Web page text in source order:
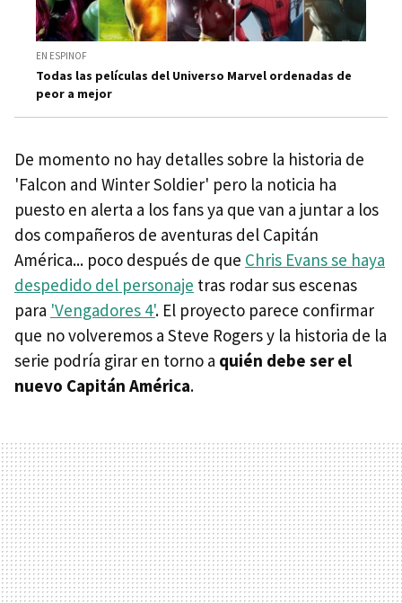
EN ESPINOF
Todas las películas del Universo Marvel ordenadas de
peor a mejor
De momento no hay detalles sobre la historia de
'Falcon and Winter Soldier' pero la noticia ha
puesto en alerta a los fans ya que van a juntar a los
dos compañeros de aventuras del Capitán
América... poco después de que Chris Evans se haya
despedido del personaje tras rodar sus escenas
para 'Vengadores 4'. El proyecto parece confirmar
que no volveremos a Steve Rogers y la historia de la
serie podría girar en torno a quién debe ser el
nuevo Capitán América.